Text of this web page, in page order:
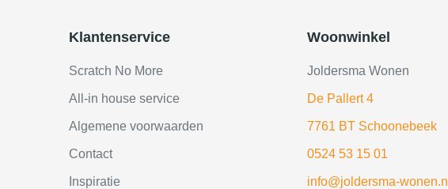
Klantenservice
Scratch No More
All-in house service
Algemene voorwaarden
Contact
Inspiratie
Woonwinkel
Joldersma Wonen
De Pallert 4
7761 BT Schoonebeek
0524 53 15 01
info@joldersma-wonen.nl